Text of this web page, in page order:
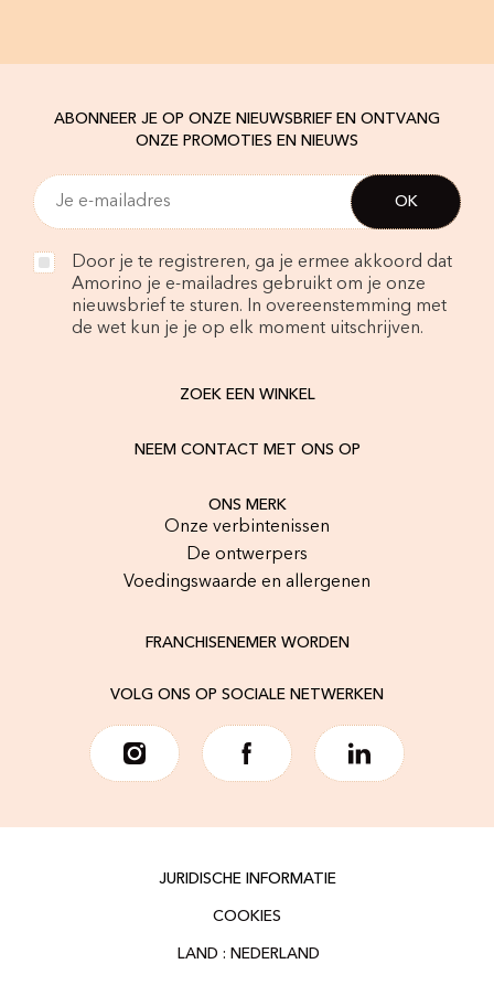
ABONNEER JE OP ONZE NIEUWSBRIEF EN ONTVANG
ONZE PROMOTIES EN NIEUWS
Door je te registreren, ga je ermee akkoord dat
Amorino je e-mailadres gebruikt om je onze
nieuwsbrief te sturen. In overeenstemming met
de wet kun je je op elk moment uitschrijven.
ZOEK EEN WINKEL
NEEM CONTACT MET ONS OP
ONS MERK
Onze verbintenissen
De ontwerpers
Voedingswaarde en allergenen
FRANCHISENEMER WORDEN
VOLG ONS OP SOCIALE NETWERKEN
JURIDISCHE INFORMATIE
COOKIES